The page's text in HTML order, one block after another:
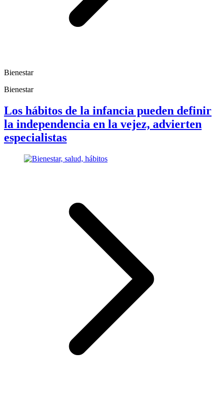
Bienestar
Bienestar
Los hábitos de la infancia pueden definir
la independencia en la vejez, advierten
especialistas